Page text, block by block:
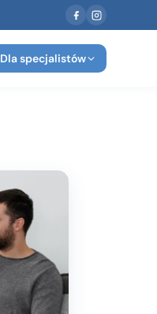
Dla specjalistów